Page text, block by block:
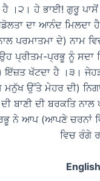
ਹੈ ।੨। ਹੇ ਭਾਈ! ਗੁਰੂ ਪਾਸੋਂ
ਦਾ ਆਨੰਦ ਮਿਲਦਾ ਹੈ
ਪਰਮਾਤਮਾ ਦੇ) ਨਾਮ
ਪ੍ਰੀਤਮ-ਪ੍ਰਭੂ ਨੂੰ ਸਦਾ
ਇੱਜ਼ਤ ਖੱਟਦਾ ਹੈ ।੩।
ਮਨੁੱਖ ਉੱਤੇ ਮੇਹਰ ਦੀ)
ਬਾਣੀ ਦੀ ਬਰਕਤਿ
ਨੇ ਆਪ (ਆਪਣੇ ਚਰਨਾਂ
ਵਿਚ ਰੰਗੇ